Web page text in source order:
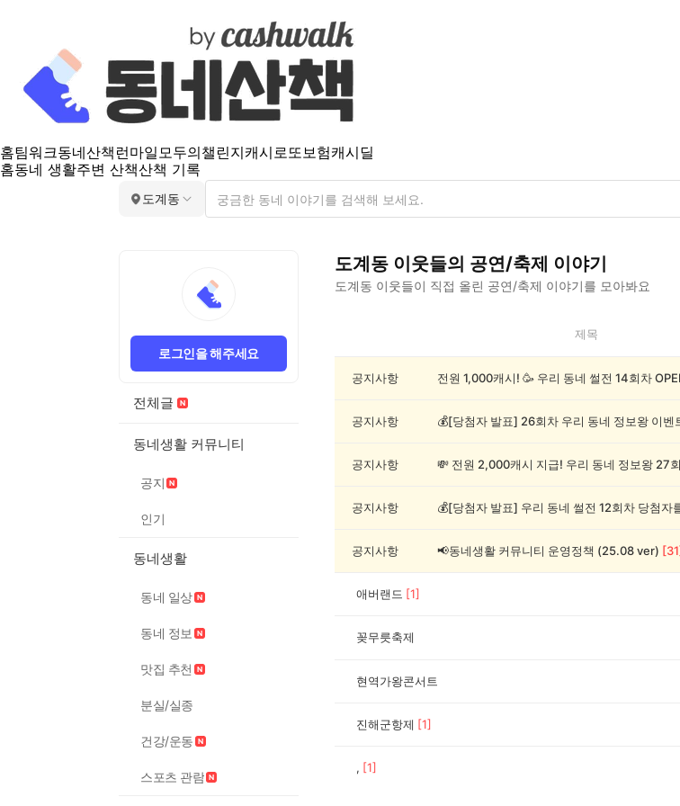
홈팀워크동네산책 런마일모두의챌린지캐시로또보험캐시딜
홈동네 생활주변 산책산책 기록
도계동
로그인을 해주세요
전체글
동네생활 커뮤니티
공지
인기
동네생활
동네 일상
동네 정보
맛집 추천
분실/실종
건강/운동
스포츠 관람
도계동 이웃들의 공연/축제 이야기
도계동 이웃들이 직접 올린 공연/축제 이야기를 모아봐요
동
제목
공지사항
공지사항
공지사항
공지사항
공지사항 📢동네생활 커뮤니티 운영정책 (25.08 ver) [31
애버랜드 [1]
꽂무릇축제
현역가왕콘서트
진해군항제 [1]
, [1]